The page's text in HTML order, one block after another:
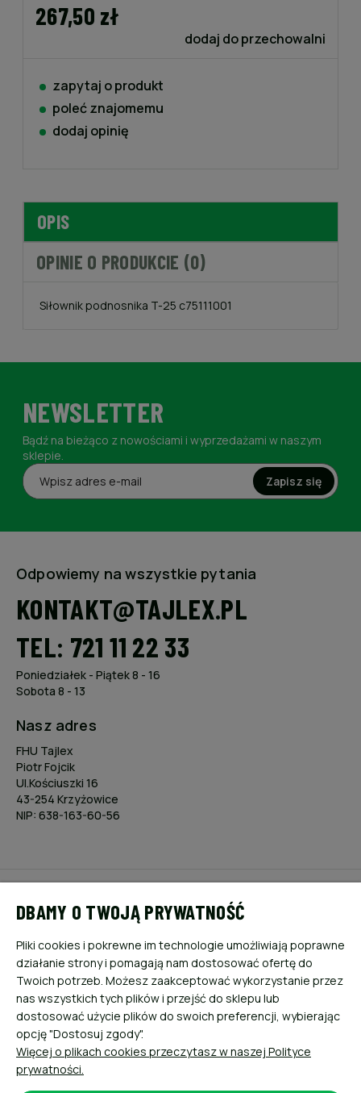
267,50 zł
dodaj do przechowalni
zapytaj o produkt
poleć znajomemu
dodaj opinię
OPIS
OPINIE O PRODUKCIE (0)
Siłownik podnosnika T-25 c75111001
NEWSLETTER
Bądź na bieżąco z nowościami i wyprzedażami w naszym
sklepie.
Zapisz się
Odpowiemy na wszystkie pytania
KONTAKT@TAJLEX.PL
TEL: 721 11 22 33
Poniedziałek - Piątek 8 - 16
Sobota 8 - 13
Nasz adres
FHU Tajlex
Piotr Fojcik
Ul.Kościuszki 16
43-254 Krzyżowice
NIP: 638-163-60-56
PŁATNOŚCI I DOSTAWA
INFORMACJE
O NAS
DBAMY O TWOJĄ PRYWATNOŚĆ
Pliki cookies i pokrewne im technologie umożliwiają poprawne
działanie strony i pomagają nam dostosować ofertę do
Twoich potrzeb. Możesz zaakceptować wykorzystanie przez
nas wszystkich tych plików i przejść do sklepu lub
dostosować użycie plików do swoich preferencji, wybierając
opcję "Dostosuj zgody".
Więcej o plikach cookies przeczytasz w naszej Polityce
prywatności.